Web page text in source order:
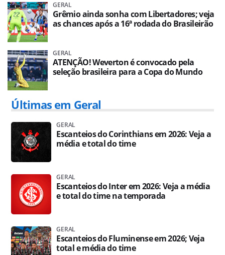
GERAL
Grêmio ainda sonha com Libertadores; veja
as chances após a 16ª rodada do Brasileirão
GERAL
ATENÇÃO! Weverton é convocado pela
seleção brasileira para a Copa do Mundo
Últimas em Geral
GERAL
Escanteios do Corinthians em 2026: Veja a
média e total do time
GERAL
Escanteios do Inter em 2026: Veja a média
e total do time na temporada
GERAL
Escanteios do Fluminense em 2026; Veja
total e média do time